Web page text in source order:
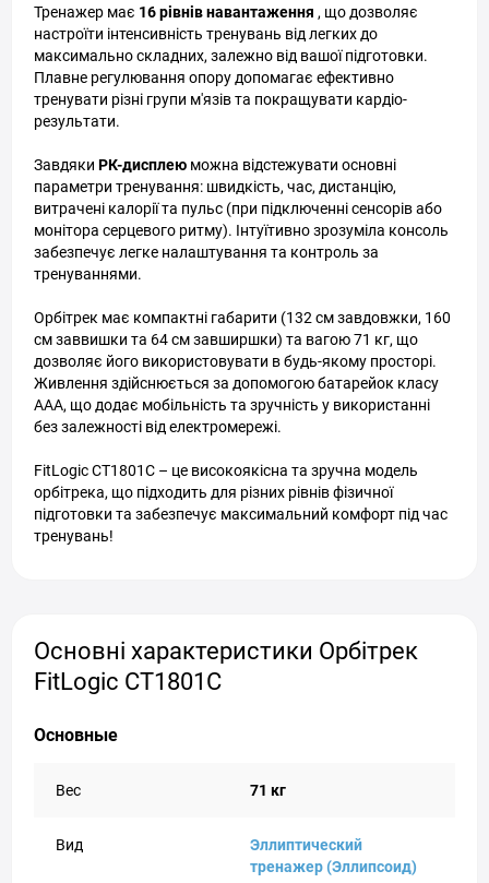
Тренажер має 16 рівнів навантаження , що дозволяє
настроїти інтенсивність тренувань від легких до
максимально складних, залежно від вашої підготовки.
Плавне регулювання опору допомагає ефективно
тренувати різні групи м'язів та покращувати кардіо-
результати.
Завдяки РК-дисплею можна відстежувати основні
параметри тренування: швидкість, час, дистанцію,
витрачені калорії та пульс (при підключенні сенсорів або
монітора серцевого ритму). Інтуїтивно зрозуміла консоль
забезпечує легке налаштування та контроль за
тренуваннями.
Орбітрек має компактні габарити (132 см завдовжки, 160
см заввишки та 64 см завширшки) та вагою 71 кг, що
дозволяє його використовувати в будь-якому просторі.
Живлення здійснюється за допомогою батарейок класу
АAA, що додає мобільність та зручність у використанні
без залежності від електромережі.
FitLogic CT1801C – це високоякісна та зручна модель
орбітрека, що підходить для різних рівнів фізичної
підготовки та забезпечує максимальний комфорт під час
тренувань!
Основні характеристики Орбітрек
FitLogic CT1801C
Основные
Вес 71 кг
Вид
Эллиптический
тренажер (Эллипсоид)